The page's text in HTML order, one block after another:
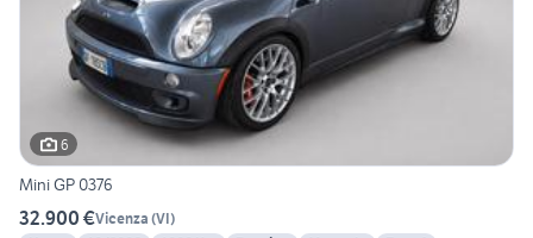
6
Mini GP 0376
32.900 €Vicenza (VI)